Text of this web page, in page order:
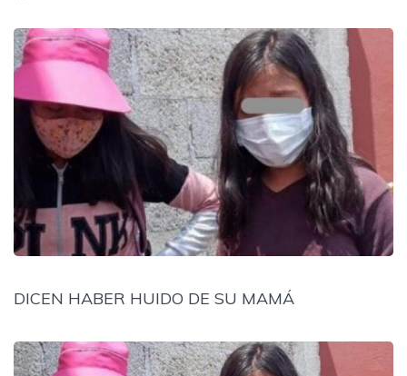
DICEN HABER HUIDO DE SU MAMÁ